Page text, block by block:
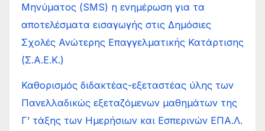
Μηνύματος (SMS) η ενημέρωση για τα
αποτελέσματα εισαγωγής στις Δημόσιες
Σχολές Ανώτερης Επαγγελματικής Κατάρτισης
(Σ.Α.Ε.Κ.)
Καθορισμός διδακτέας-εξεταστέας ύλης των
Πανελλαδικώς εξεταζόμενων μαθημάτων της
Γ’ τάξης των Ημερήσιων και Εσπερινών ΕΠΑ.Λ.